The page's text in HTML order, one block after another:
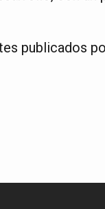
publicados